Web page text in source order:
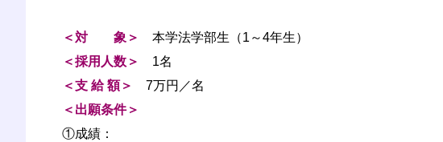
＜対 象＞
本学法学部生（1～4年生）
＜採用人数＞
1名
＜支 給 額＞
7万円／名
＜出願条件＞
①成績：